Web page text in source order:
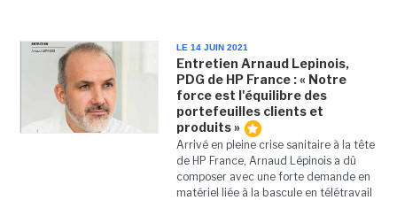
LE 14 JUIN 2021
Entretien Arnaud Lepinois,
PDG de HP France : « Notre
force est l'équilibre des
portefeuilles clients et
produits »
Arrivé en pleine crise sanitaire à la tête
de HP France, Arnaud Lépinois a dû
composer avec une forte demande en
matériel liée à la bascule en télétravail